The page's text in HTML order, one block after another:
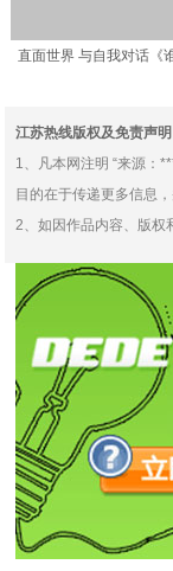
直面世界 与自我对话《
江苏热线版权及免责声明
1、凡本网注明 “来源：
目的在于传递更多信息
2、如因作品内容、版权